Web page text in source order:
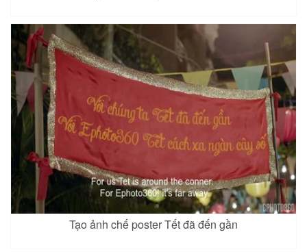
Tạo ảnh chế poster Tết đã đến gần